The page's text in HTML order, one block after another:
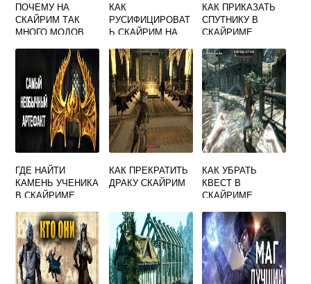
ПОЧЕМУ НА
СКАЙРИМ ТАК
МНОГО МОДОВ
КАК
РУСИФИЦИРОВАТ
Ь СКАЙРИМ НА
КАК ПРИКАЗАТЬ
СПУТНИКУ В
СКАЙРИМЕ
ГДЕ НАЙТИ
КАМЕНЬ УЧЕНИКА
В СКАЙРИМЕ
КАК ПРЕКРАТИТЬ
ДРАКУ СКАЙРИМ
КАК УБРАТЬ
КВЕСТ В
СКАЙРИМЕ